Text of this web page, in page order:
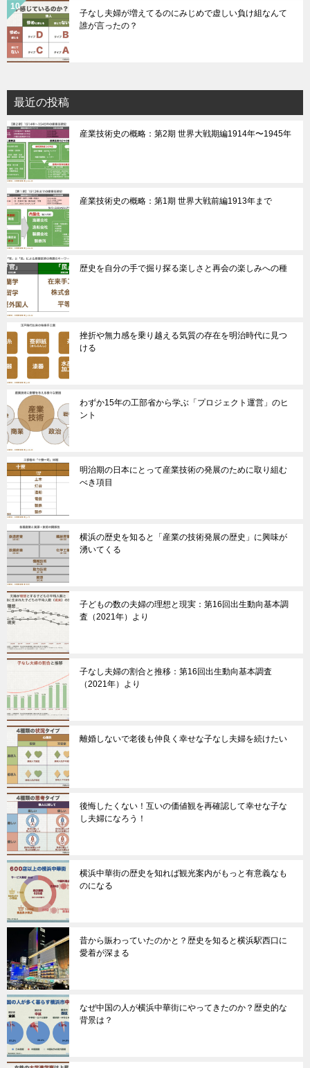
子なし夫婦が増えてるのにみじめで虚しい負け組なんて
誰が言ったの？
最近の投稿
産業技術史の概略：第2期 世界大戦期編1914年〜1945年
産業技術史の概略：第1期 世界大戦前編1913年まで
歴史を自分の手で掘り探る楽しさと再会の楽しみへの種
挫折や無力感を乗り越える気質の存在を明治時代に見つ
ける
わずか15年の工部省から学ぶ「プロジェクト運営」のヒ
ント
明治期の日本にとって産業技術の発展のために取り組む
べき項目
横浜の歴史を知ると「産業の技術発展の歴史」に興味が
湧いてくる
子どもの数の夫婦の理想と現実：第16回出生動向基本調
査（2021年）より
子なし夫婦の割合と推移：第16回出生動向基本調査
（2021年）より
離婚しないで老後も仲良く幸せな子なし夫婦を続けたい
後悔したくない！互いの価値観を再確認して幸せな子な
し夫婦になろう！
横浜中華街の歴史を知れば観光案内がもっと有意義なも
のになる
昔から賑わっていたのかと？歴史を知ると横浜駅西口に
愛着が深まる
なぜ中国の人が横浜中華街にやってきたのか？歴史的な
背景は？